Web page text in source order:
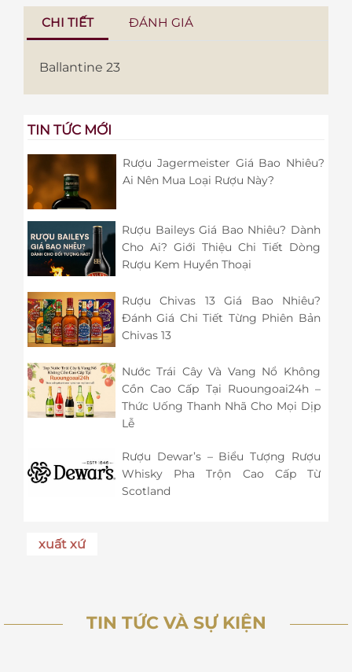
CHI TIẾT ĐÁNH GIÁ
Ballantine 23
TIN TỨC MỚI
Rượu Jagermeister Giá Bao Nhiêu?
Ai Nên Mua Loại Rượu Này?
Rượu Baileys Giá Bao Nhiêu? Dành
Cho Ai? Giới Thiệu Chi Tiết Dòng
Rượu Kem Huyền Thoại
Rượu Chivas 13 Giá Bao Nhiêu?
Đánh Giá Chi Tiết Từng Phiên Bản
Chivas 13
Nước Trái Cây Và Vang Nổ Không
Cồn Cao Cấp Tại Ruoungoai24h –
Thức Uống Thanh Nhã Cho Mọi Dịp
Lễ
Rượu Dewar’s – Biểu Tượng Rượu
Whisky Pha Trộn Cao Cấp Từ
Scotland
xuất xứ
TIN TỨC VÀ SỰ KIỆN